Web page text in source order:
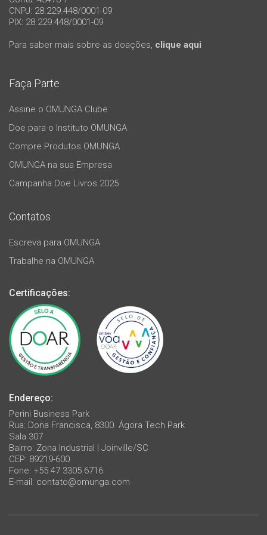
CNPJ: 28.229.448/0001-09
PIX: 28.229.448/0001-09
Para saber mais sobre as doações, clique aqui
Faça Parte
Assine o OMUNGA Clube
Doe para o Instituto OMUNGA
Compre Produtos OMUNGA
OMUNGA na sua Empresa
Campanha Doe Livros 2025
Contatos
Escreva para OMUNGA
Trabalhe na OMUNGA
Certificações:
Endereço:
Perini Business Park
Rua: Dona Francisca, 8300. Ágora Tech Park
Sala 307
Bairro: Zona Industrial | Joinville/SC
CEP: 89219-600
Fone: +55 47 3305 6716
E-mail: contato@omunga.com